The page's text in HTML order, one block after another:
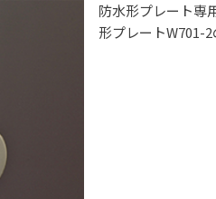
防水形プレート専
形プレートW701-2